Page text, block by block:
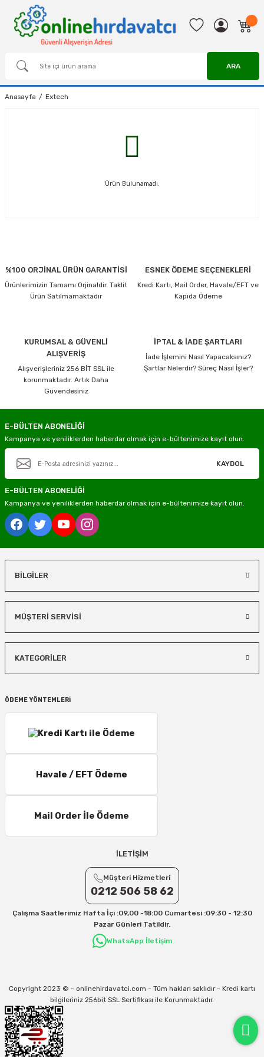
ARA
Anasayfa Extech
Ürün Bulunamadı.
%100 ORJİNAL ÜRÜN GARANTİSİ
Ürünlerimizin Tamamı Orjinaldir. Taklit
Ürün Satılmamaktadır
ESNEK ÖDEME SEÇENEKLERİ
Kredi Kartı, Mail Order, Havale/EFT ve
Kapıda Ödeme
KURUMSAL & GÜVENLİ
ALIŞVERİŞ
Alışverişleriniz 256 BİT SSL ile
korunmaktadır. Artık Daha
Güvendesiniz
İPTAL & İADE ŞARTLARI
İade İşlemini Nasıl Yapacaksınız?
Şartlar Nelerdir? Süreç Nasıl İşler?
E-BÜLTEN ABONELİĞİ
Kampanya ve yeniliklerden haberdar olmak için e-bültenimize kayıt olun.
KAYDOL
E-BÜLTEN ABONELİĞİ
Kampanya ve yeniliklerden haberdar olmak için e-bültenimize kayıt olun.
BİLGİLER
MÜŞTERİ SERVİSİ
KATEGORİLER
ÖDEME YÖNTEMLERİ
Havale / EFT Ödeme
Mail Order İle Ödeme
İLETİŞİM
Müşteri Hizmetleri
0212 506 58 62
Çalışma Saatlerimiz Hafta İçi :09,00 -18:00 Cumartesi :09:30 - 12:30
Pazar Günleri Tatildir.
WhatsApp İletişim
Copyright 2023 © - onlinehirdavatci.com - Tüm hakları saklıdır - Kredi kartı
bilgileriniz 256bit SSL Sertifikası ile Korunmaktadır.